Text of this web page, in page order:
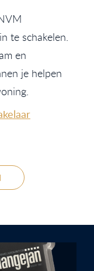
te schakelen.
en
je helpen